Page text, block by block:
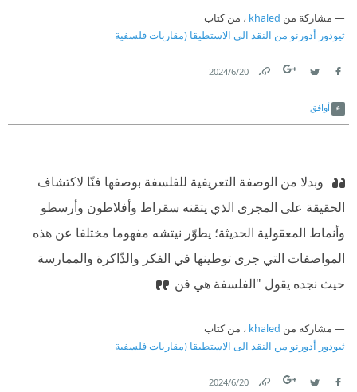
مشاركة من khaled ، من كتاب
ثيودور أدورنو من النقد الى الاستطيقا (مقاربات فلسفية
20‏/6‏/2024
أوافق
‫ وبدلا من الوصفة التعريفية للفلسفة بوصفها فنّا لاكتشاف
الحقيقة على المجرى الذي يتقنه سقراط وأفلاطون وأرسطو
وأنماط المعقولية الحديثة؛ يطوّر نيتشه مفهوما مختلفا عن هذه
المواصفات التي جرى توطينها في الفكر والذّاكرة والممارسة
حيث نجده يقول "الفلسفة هي فن
مشاركة من khaled ، من كتاب
ثيودور أدورنو من النقد الى الاستطيقا (مقاربات فلسفية
20‏/6‏/2024